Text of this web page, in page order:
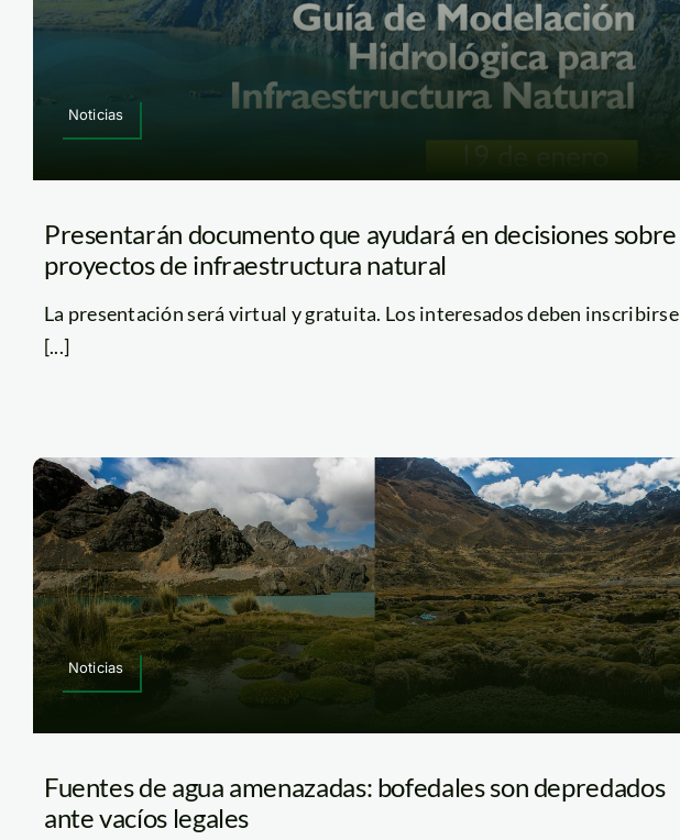
Noticias
Presentarán documento que ayudará en decisiones sobre
proyectos de infraestructura natural
La presentación será virtual y gratuita. Los interesados deben inscribirse
[...]
Noticias
Fuentes de agua amenazadas: bofedales son depredados
ante vacíos legales